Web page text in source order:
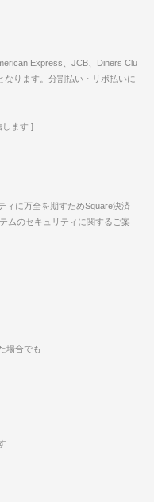
Express、JCB、Diners Clu
ります。分割払い・リボ払いに
します ]
ィに万全を期すためSquare決済
ムのセキュリティに関するご案
場合でも